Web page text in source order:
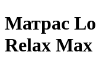
Матрас
Relax